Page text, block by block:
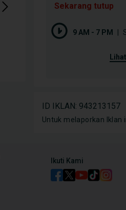
Komparasi Honda Mobilio dan BR-
V, Mana yang Lebih Cocok
Sekarang tutup
9 AM - 7 PM |
ID IKLAN: 943213157
Untuk melaporkan Iklan
Ikuti Kami